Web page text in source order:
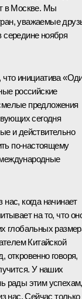
в Москве. Мы
уважаемые
ноября
что инициатива
российские
предложения
сегодня
и действительно
по-настоящему
когда начинает
на то, что
глобальных
Китайской
откровенно говоря,
У наших
рады этим успехам,
нас. Сейчас только